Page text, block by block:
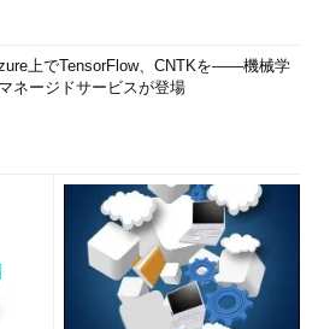
上でTensorFlow、CNTKを――機械学
ネージドサービスが登場